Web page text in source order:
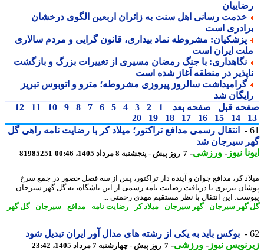
خدمت رسانی اهل سنت به زائران اربعین الگوی درخشان
است
پزشکیان: مشروطه نماد بیداری، قانون گرایی و مردم سالاری
ایران است
نگاهداری: با جنگ رمضان مسیری از تغییرات بزرگ و بازگشت
در منطقه آغاز شده است
گرامیداشت سالروز پیروزی مشروطه؛ مترو و اتوبوس تبریز
شد
قبل صفحه بعد 1
2
3
4
5
6
7
8
9
10
11
12
14
15
16
17
18
19
20
انتقال رسمی مدافع تراکتور؛ میلاد کر با رضایت نامه راهی گل
سیرجان شد
نیوز-ورزشی-7 روز پیش - پنجشنبه 8 مرداد 1405، 00:46 81985251
کر، مدافع جوان و آینده دار تراکتور، پس از سه فصل حضور در جمع سرخ
تبریزی با دریافت رضایت نامه رسمی از این باشگاه، به گل گهر سیرجان
این انتقال با نظر مستقیم مهدی رحمتی ...
سیرجان -گهر سیرجان -میلاد کر-رضایت نامه -مدافع- سیرجان -گل گهر
بوکس باید به یکی از رشته های مدال آور ایران تبدیل شود
نیوز-ورزشی-7 روز پیش - چهارشنبه 7 مرداد 1405، 23:42